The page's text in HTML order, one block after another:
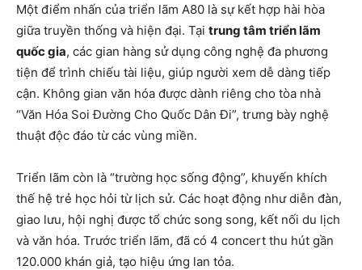
Một điểm nhấn của triển lãm A80 là sự kết hợp hài hòa
giữa truyền thống và hiện đại. Tại trung tâm triển lãm
quốc gia, các gian hàng sử dụng công nghệ đa phương
tiện để trình chiếu tài liệu, giúp người xem dễ dàng tiếp
cận. Không gian văn hóa được dành riêng cho tòa nhà
“Văn Hóa Soi Đường Cho Quốc Dân Đi”, trưng bày nghệ
thuật độc đáo từ các vùng miền.
Triển lãm còn là “trường học sống động”, khuyến khích
thế hệ trẻ học hỏi từ lịch sử. Các hoạt động như diễn đàn,
giao lưu, hội nghị được tổ chức song song, kết nối du lịch
và văn hóa. Trước triển lãm, đã có 4 concert thu hút gần
120.000 khán giả, tạo hiệu ứng lan tỏa.